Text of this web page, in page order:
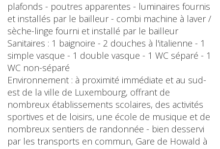
plafonds - poutres apparentes - luminaires fournis
et installés par le bailleur - combi machine à laver /
sèche-linge fourni et installé par le bailleur
Sanitaires : 1 baignoire - 2 douches à l'italienne - 1
simple vasque - 1 double vasque - 1 WC séparé - 1
WC non-séparé
Environnement : à proximité immédiate et au sud-
est de la ville de Luxembourg, offrant de
nombreux établissements scolaires, des activités
sportives et de loisirs, une école de musique et de
nombreux sentiers de randonnée - bien desservi
par les transports en commun, Gare de Howald à